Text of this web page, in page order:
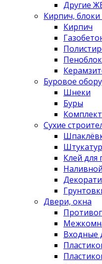
Другие
Кирпич,
Кирпич
Буровое
Шнеки
Буры
Сухие
Клей для
Двери, окна
Входные